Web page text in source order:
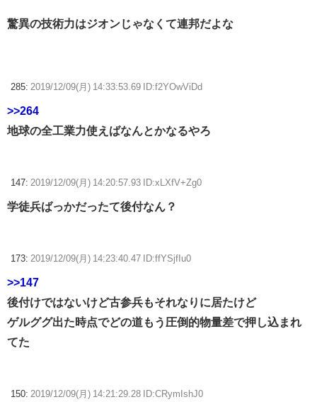
驚異の技術力はジオンじゃなくて連邦だよな
285: 2019/12/09(月) 14:33:53.69 ID:f2YOwViDd
>>264
地球の全工業力使えばなんとかなるやろ
147: 2019/12/09(月) 14:20:57.93 ID:xLXfV+Zg0
学徒兵ばっかだったて後付なん？
173: 2019/12/09(月) 14:23:40.47 ID:ffYSjfIu0
>>147
後付けではないけど古参兵もそれなりに居たけど
ゲルググ出た時点でどの道もう圧倒的物量差で押し込まれ
てた
150: 2019/12/09(月) 14:21:29.28 ID:CRymIshJ0